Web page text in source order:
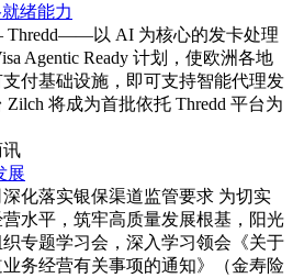
绪能力
Thredd——以 AI 为核心的发卡处理
Agentic Ready 计划，使欧洲各地
付基础设施，即可支持智能代理发
将成为首批依托 Thredd 平台为
讯
展
化落实银保渠道监管要求 为切实
水平，筑牢高质量发展根基，阳光
专题学习会，深入学习领会《关于
务经营有关事项的通知》（金寿险